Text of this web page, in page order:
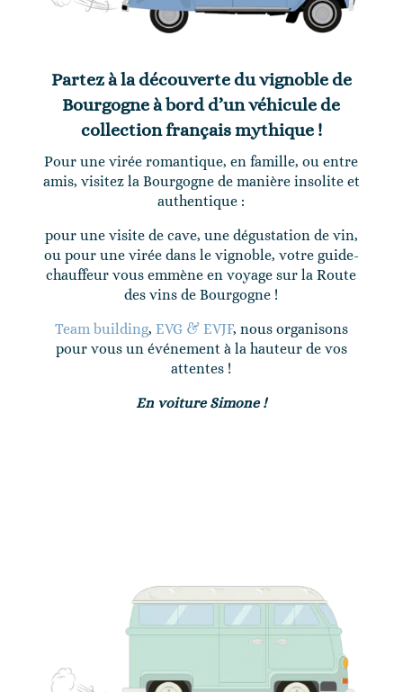
Partez à la découverte du vignoble de
Bourgogne à bord d’un véhicule de
collection français mythique !
Pour une virée romantique, en famille, ou entre
amis, visitez la Bourgogne de manière insolite et
authentique :
pour une visite de cave, une dégustation de vin,
ou pour une virée dans le vignoble, votre guide-
chauffeur vous emmène en voyage sur la Route
des vins de Bourgogne !
Team building, EVG & EVJF, nous organisons
pour vous un événement à la hauteur de vos
attentes !
En voiture Simone !